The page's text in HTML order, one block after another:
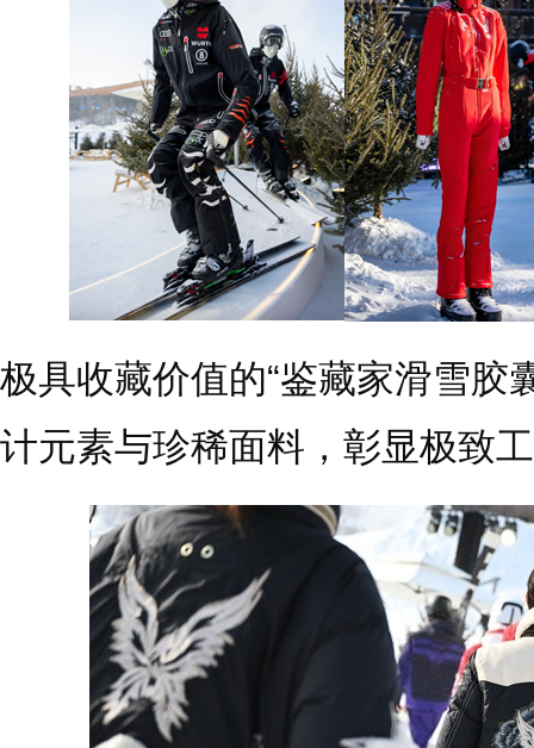
极具收藏价值的“鉴藏家滑雪胶
计元素与珍稀面料，彰显极致